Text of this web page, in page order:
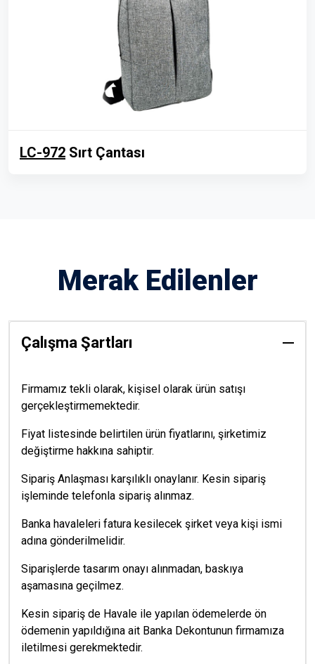
LC-972 Sırt Çantası
Merak Edilenler
Çalışma Şartları
Firmamız tekli olarak, kişisel olarak ürün satışı
gerçekleştirmemektedir.
Fiyat listesinde belirtilen ürün fiyatlarını, şirketimiz
değiştirme hakkına sahiptir.
Sipariş Anlaşması karşılıklı onaylanır. Kesin sipariş
işleminde telefonla sipariş alınmaz.
Banka havaleleri fatura kesilecek şirket veya kişi ismi
adına gönderilmelidir.
Siparişlerde tasarım onayı alınmadan, baskıya
aşamasına geçilmez.
Kesin sipariş de Havale ile yapılan ödemelerde ön
ödemenin yapıldığına ait Banka Dekontunun firmamıza
iletilmesi gerekmektedir.